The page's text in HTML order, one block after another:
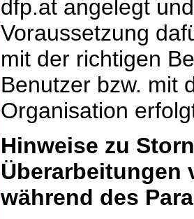
dfp.at angelegt
Voraussetzung
mit der richtigen
Benutzer bzw. mit
Organisation
Hinweise zu
Überarbeitungen
während des